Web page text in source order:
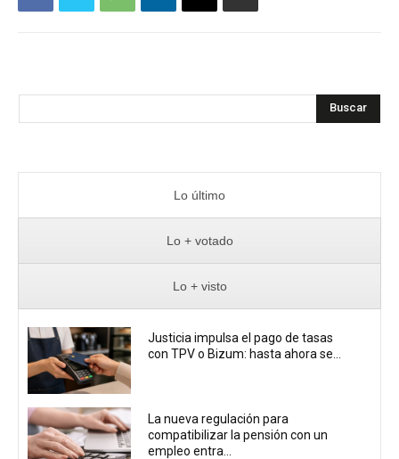
Buscar
Lo último
Lo + votado
Lo + visto
Justicia impulsa el pago de tasas
con TPV o Bizum: hasta ahora se...
La nueva regulación para
compatibilizar la pensión con un
empleo entra...